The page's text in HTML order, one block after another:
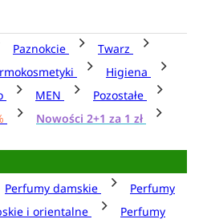
Paznokcie
Twarz
Higiena
MEN
Pozostałe
Nowości 2+1 za 1 zł
Perfumy damskie
Perfumy
i orientalne
Perfumy